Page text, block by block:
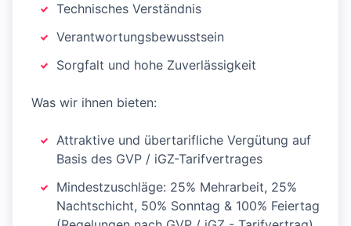
Technisches Verständnis
Verantwortungsbewusstsein
Sorgfalt und hohe Zuverlässigkeit
Was wir ihnen bieten:
Attraktive und übertarifliche Vergütung auf
Basis des GVP / iGZ-Tarifvertrages
Mindestzuschläge: 25% Mehrarbeit, 25%
Nachtschicht, 50% Sonntag & 100% Feiertag